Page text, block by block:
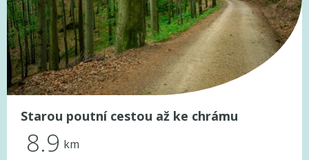
Starou poutní cestou až ke chrámu
8.9 km